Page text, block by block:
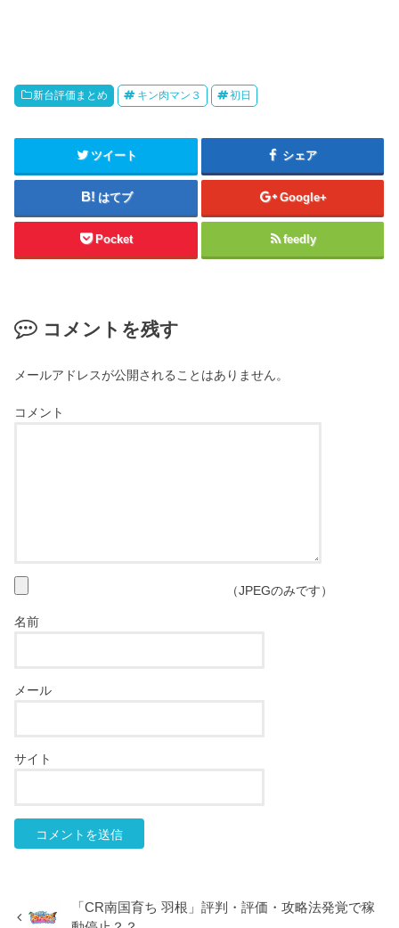
新台評価まとめ キン肉マン３ 初日
ツイート シェア
はてブ Google+
Pocket feedly
コメントを残す
メールアドレスが公開されることはありません。
コメント
（JPEGのみです）
名前
メール
サイト
「CR南国育ち 羽根」評判・評価・攻略法発覚で稼